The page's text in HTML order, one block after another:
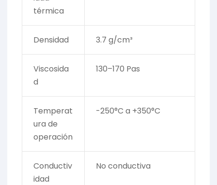
térmica
Densidad 3.7 g/cm³
Viscosida
d
130–170 Pas
Temperat
ura de
operación
-250°C a +350°C
Conductiv
idad
No conductiva